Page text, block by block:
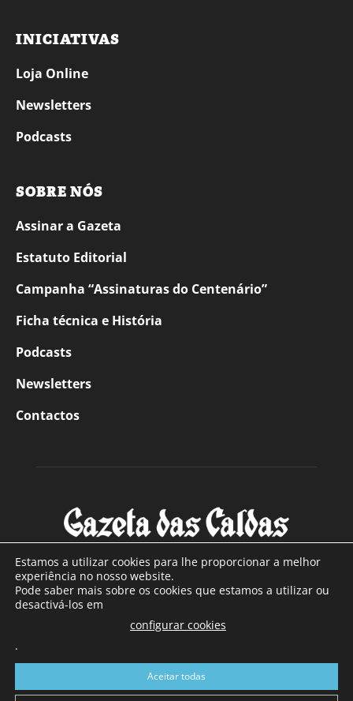
INICIATIVAS
Loja Online
Newsletters
Podcasts
SOBRE NÓS
Assinar a Gazeta
Estatuto Editorial
Campanha “Assinaturas do Centenário”
Ficha técnica e História
Podcasts
Newsletters
Contactos
SOBRE NÓS
Com sede nas Caldas da Rainha e mais de 90 anos de
a sul de distrito de Leiria, com mais de 40.000 leitores por
toda a região Oeste. Jornal com distribuição em Portugal
Continental e assinatura online.
Estamos a utilizar cookies para lhe proporcionar a melhor
experiência no nosso website.
Pode saber mais sobre os cookies que estamos a utilizar ou
desactivá-los em
configurar cookies
.
Aceitar todas